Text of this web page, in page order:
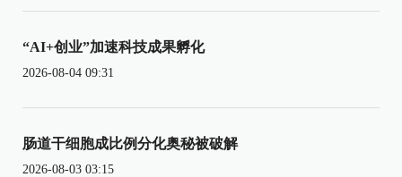
“AI+创业”加速科技成果孵化
2026-08-04 09:31
肠道干细胞成比例分化奥秘被破解
2026-08-03 03:15